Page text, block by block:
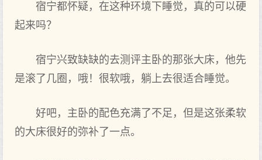
宿宁都怀疑，在这‌种环境下睡觉，真‌的可以硬
起来吗？
宿宁兴致缺缺的去测评主卧的那张大床，他先
是滚了几圈，哦！很软哦，躺上去很适合睡觉。
好吧，主卧的配色充满了不足，但是这‌张柔软
的大床很好的弥补了一点‌。